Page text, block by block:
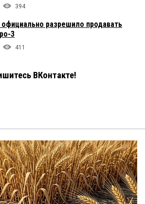
394
разрешило продавать
3
411
ВКонтакте!